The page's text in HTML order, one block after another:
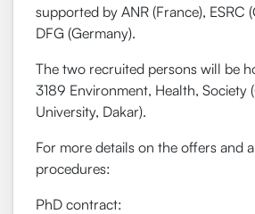
supported by ANR (France), ESRC
DFG (Germany).
The two recruited persons will be
3189 Environment, Health, Society
University, Dakar).
For more details on the offers and
procedures:
PhD contract: